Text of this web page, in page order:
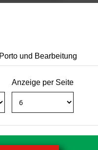
und Bearbeitung
Anzeige per Seite